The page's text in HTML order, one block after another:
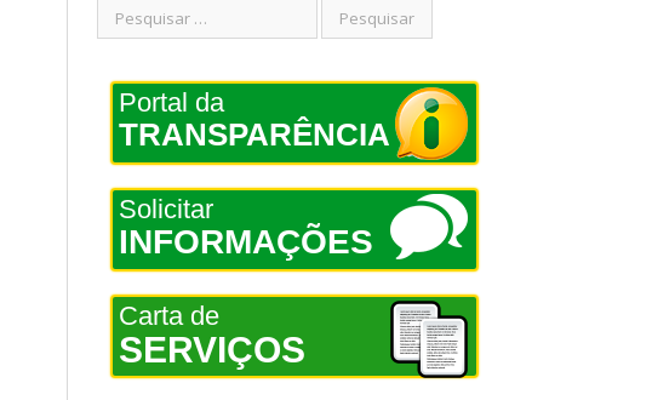
Portal da
TRANSPARÊNCIA
Solicitar
INFORMAÇÕES
Carta de
SERVIÇOS